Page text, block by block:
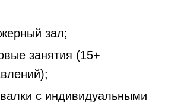
зал;
занятия (15+
с индивидуальными